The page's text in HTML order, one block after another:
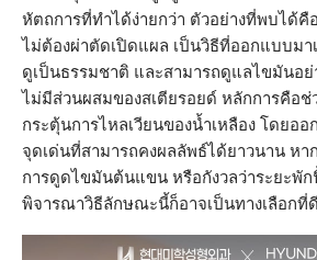
หัตถการที่ทำได้ง่ายกว่า ตัวอย่างที่พบได้คื
ไม่ต้องผ่าตัดเปิดแผล เป็นวิธีที่ออกแบบม
ดูเป็นธรรมชาติ และสามารถดูแลไขมันอย่
ไม่มีส่วนผสมของสเตียรอยด์ หลักการคือ
กระตุ้นการไหลเวียนของน้ำเหลือง โดยอ
จุดเด่นที่สามารถคงผลลัพธ์ได้ยาวนาน หา
การดูดไขมันต้นแขน หรือกังวลว่าระยะพั
พิจารณาวิธีลักษณะนี้ก็อาจเป็นทางเลือกที่